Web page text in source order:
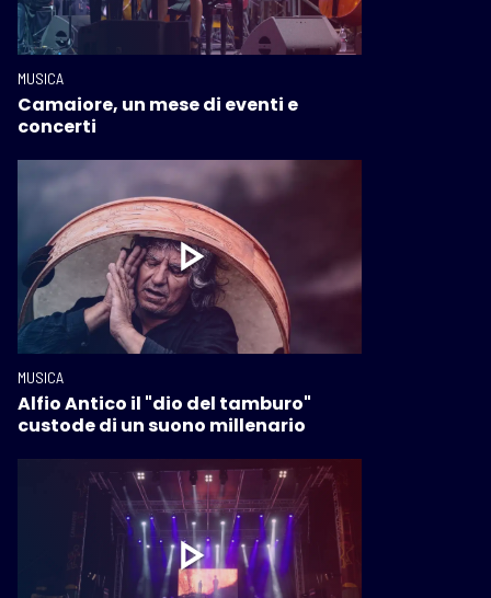
MUSICA
Camaiore, un mese di eventi e
concerti
MUSICA
Alfio Antico il "dio del tamburo"
custode di un suono millenario